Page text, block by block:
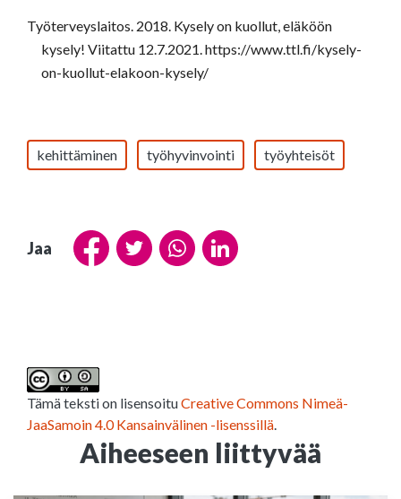
Työterveyslaitos. 2018. Kysely on kuollut, eläköön
kysely! Viitattu 12.7.2021. https://www.ttl.fi/kysely-
on-kuollut-elakoon-kysely/
kehittäminen työhyvinvointi työyhteisöt
Jaa
Tämä teksti on lisensoituCreative Commons Nimeä-
JaaSamoin 4.0 Kansainvälinen -lisenssillä.
Aiheeseen liittyvää